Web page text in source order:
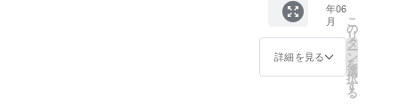
な人たちに
ワイン醸造
とぶどう栽
培を軸にし
ます。
あらか
じめご
了承く
支援し
たい、
遠足に
参加し
たいと
いう声
年06
月
詳細を見る
こ
の
リ
タ
ー
ン
を
選
択
す
る